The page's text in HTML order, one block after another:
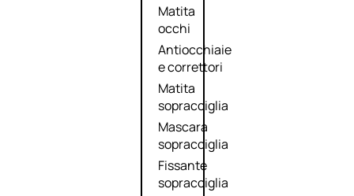
Matita
occhi
Antiocchiaie
e correttori
Matita
sopracciglia
Mascara
sopracciglia
Fissante
sopracciglia